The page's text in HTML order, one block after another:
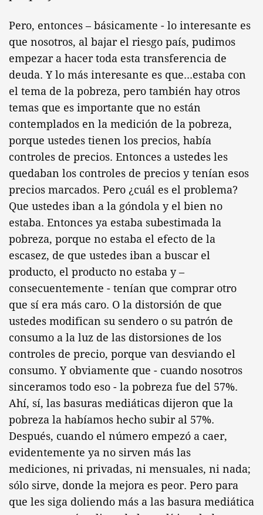
Pero, entonces – básicamente - lo interesante es
que nosotros, al bajar el riesgo país, pudimos
empezar a hacer toda esta transferencia de
deuda. Y lo más interesante es que...estaba con
el tema de la pobreza, pero también hay otros
temas que es importante que no están
contemplados en la medición de la pobreza,
porque ustedes tienen los precios, había
controles de precios. Entonces a ustedes les
quedaban los controles de precios y tenían esos
precios marcados. Pero ¿cuál es el problema?
Que ustedes iban a la góndola y el bien no
estaba. Entonces ya estaba subestimada la
pobreza, porque no estaba el efecto de la
escasez, de que ustedes iban a buscar el
producto, el producto no estaba y –
consecuentemente - tenían que comprar otro
que sí era más caro. O la distorsión de que
ustedes modifican su sendero o su patrón de
consumo a la luz de las distorsiones de los
controles de precio, porque van desviando el
consumo. Y obviamente que - cuando nosotros
sinceramos todo eso - la pobreza fue del 57%.
Ahí, sí, las basuras mediáticas dijeron que la
pobreza la habíamos hecho subir al 57%.
Después, cuando el número empezó a caer,
evidentemente ya no sirven más las
mediciones, ni privadas, ni mensuales, ni nada;
sólo sirve, donde la mejora es peor. Pero para
que les siga doliendo más a las basura mediática